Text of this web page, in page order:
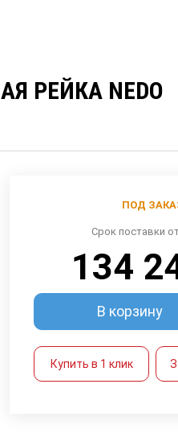
РЕЙКА NEDO
ПОД
Срок поставки
134
В корзину
Купить в 1 клик